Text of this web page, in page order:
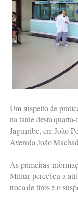
Um suspeito de
na tarde desta
Jaguaribe, em João
Avenida João
As primeiras
Militar percebeu a
troca de tiros e o